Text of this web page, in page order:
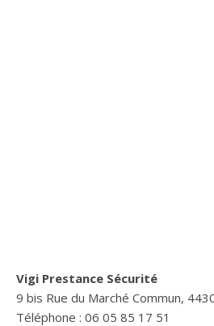
Vigi Prestance Sécurité
9 bis Rue du Marché Commun,
Téléphone : 06 05 85 17 51